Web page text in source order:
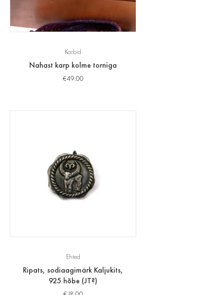
Karbid
Nahast karp kolme torniga
€49.00
Ehted
Ripats, sodiaagimärk Kaljukits,
925 hõbe (JT?)